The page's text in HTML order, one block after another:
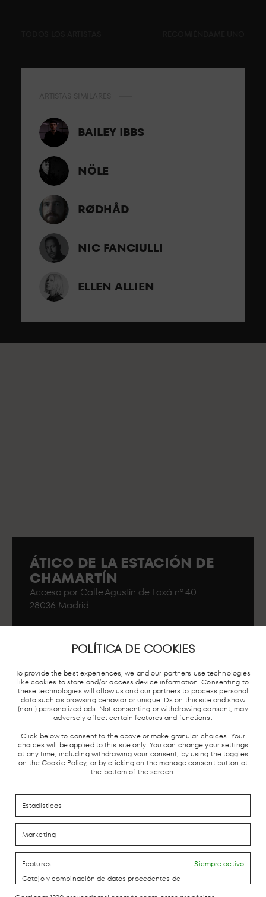
POLÍTICA DE COOKIES
To provide the best experiences, we and our partners use technologies
like cookies to store and/or access device information. Consenting to
these technologies will allow us and our partners to process personal
data such as browsing behavior or unique IDs on this site and show
(non-) personalized ads. Not consenting or withdrawing consent, may
adversely affect certain features and functions.
Click below to consent to the above or make granular choices. Your
choices will be applied to this site only. You can change your settings
at any time, including withdrawing your consent, by using the toggles
on the Cookie Policy, or by clicking on the manage consent button at
the bottom of the screen.
Estadísticas
Marketing
Features
Siempre activo
Cotejo y combinación de datos procedentes de
BAILEY IBBS
NÖLE
RØDHÅD
NIC FANCIULLI
ELLEN ALLIEN
ÁTICO DE LA ESTACIÓN DE
CHAMARTÍN
Acceso por Calle Agustín de Foxá nº 40.
28036 Madrid.
MADRID CERCANÍAS
Y AVE
AUTOBUSES TAXIS
CONTACTO
CONTACTO
LAB theCLUB